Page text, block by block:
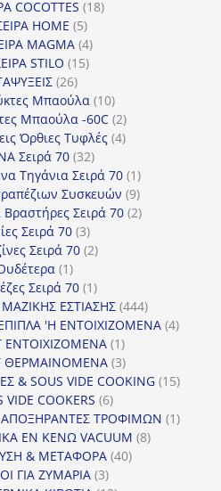
προϊόντα
COCOTTES 1818
HOME 55
προϊόντα
MAGMA 44
προϊόντα
STILO 1515
2626
προϊόντα
Μπαούλα 1010
προϊόντα
Μπαούλα -60C 22
προϊόντα
Όρθιες Τυφλές 44
Σειρά 70 3232
προϊόντα
Τηγάνια Σειρά 70 11
προϊόν
Συσκευών 99
προϊόντα
Βραστήρες Σειρά 70 22
Σειρά 70 33
προϊόντα
Σειρά 70 22
11
προϊόν
Σειρά 70 11
προϊόν
ΕΣΤΙΑΣΗΣ 444444
προϊόντα
'Η ΕΝΤΟΙΧΙΖΟΜΕΝΑ 44
ΕΝΤΟΙΧΙΖΟΜΕΝΑ 11
προϊόν
ΘΕΡΜΑΙΝΟΜΕΝΑ 33
προϊόντα
& SOUS VIDE COOKING 1515
VIDE COOKERS 66
προϊόντα
ΤΡΟΦΙΜΩΝ 11
ΕΝ ΚΕΝΩ VACUUM 88
& ΜΕΤΑΦΟΡΑ 4040
ΓΙΑ ΖΥΜΑΡΙΑ 33